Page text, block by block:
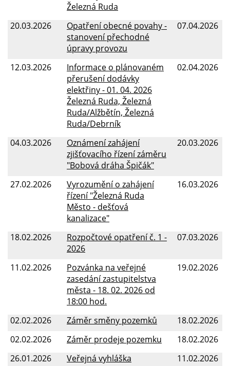
Železná Ruda
20.03.2026
07.04.2026
Opatření obecné povahy -
stanovení přechodné
úpravy provozu
12.03.2026
02.04.2026
Informace o plánovaném
přerušení dodávky
elektřiny - 01. 04. 2026
Železná Ruda, Železná
Ruda/Alžbětín, Železná
Ruda/Debrník
04.03.2026
20.03.2026
Oznámení zahájení
zjišťovacího řízení záměru
"Bobová dráha Špičák"
27.02.2026
16.03.2026
Vyrozumění o zahájení
řízení "Železná Ruda
Město - dešťová
kanalizace"
18.02.2026
07.03.2026
Rozpočtové opatření č. 1 -
2026
11.02.2026
19.02.2026
Pozvánka na veřejné
zasedání zastupitelstva
města - 18. 02. 2026 od
18:00 hod.
02.02.2026
18.02.2026
Záměr směny pozemků
02.02.2026
18.02.2026
Záměr prodeje pozemku
26.01.2026
11.02.2026
Veřejná vyhláška